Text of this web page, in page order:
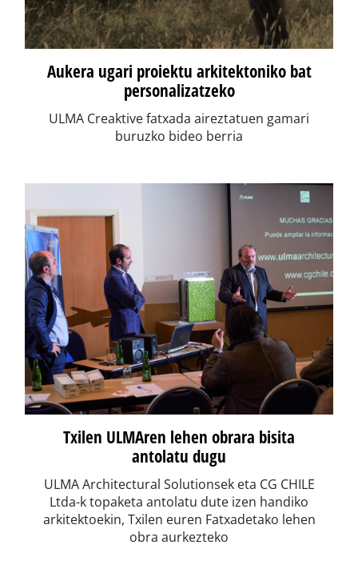
Aukera ugari proiektu arkitektoniko bat
personalizatzeko
ULMA Creaktive fatxada aireztatuen gamari
buruzko bideo berria
Txilen ULMAren lehen obrara bisita
antolatu dugu
ULMA Architectural Solutionsek eta CG CHILE
Ltda-k topaketa antolatu dute izen handiko
arkitektoekin, Txilen euren Fatxadetako lehen
obra aurkezteko